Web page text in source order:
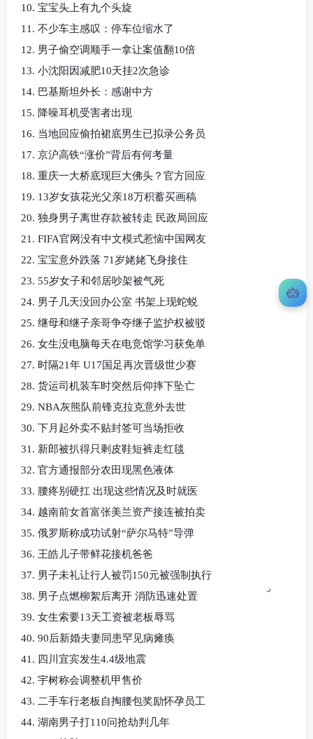
10. 宝宝头上有九个头旋
11. 不少车主感叹：停车位缩水了
12. 男子偷空调顺手一拿让案值翻10倍
13. 小沈阳因减肥10天挂2次急诊
14. 巴基斯坦外长：感谢中方
15. 降噪耳机受害者出现
16. 当地回应偷拍裙底男生已拟录公务员
17. 京沪高铁“涨价”背后有何考量
18. 重庆一大桥底现巨大佛头？官方回应
19. 13岁女孩花光父亲18万积蓄买画稿
20. 独身男子离世存款被转走 民政局回应
21. FIFA官网没有中文模式惹恼中国网友
22. 宝宝意外跌落 71岁姥姥飞身接住
23. 55岁女子和邻居吵架被气死
24. 男子几天没回办公室 书架上现蛇蜕
25. 继母和继子亲哥争夺继子监护权被驳
26. 女生没电脑每天在电竞馆学习获免单
27. 时隔21年 U17国足再次晋级世少赛
28. 货运司机装车时突然后仰摔下坠亡
29. NBA灰熊队前锋克拉克意外去世
30. 下月起外卖不贴封签可当场拒收
31. 新郎被扒得只剩皮鞋短裤走红毯
32. 官方通报部分农田现黑色液体
33. 腰疼别硬扛 出现这些情况及时就医
34. 越南前女首富张美兰资产接连被拍卖
35. 俄罗斯称成功试射“萨尔马特”导弹
36. 王皓儿子带鲜花接机爸爸
37. 男子未礼让行人被罚150元被强制执行
38. 男子点燃柳絮后离开 消防迅速处置
39. 女生索要13天工资被老板辱骂
40. 90后新婚夫妻同患罕见病瘫痪
41. 四川宜宾发生4.4级地震
42. 宇树称会调整机甲售价
43. 二手车行老板自掏腰包奖励怀孕员工
44. 湖南男子打110问抢劫判几年